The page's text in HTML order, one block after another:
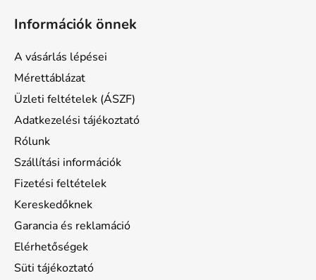
Információk önnek
A vásárlás lépései
Mérettáblázat
Üzleti feltételek (ÁSZF)
Adatkezelési tájékoztató
Rólunk
Szállítási információk
Fizetési feltételek
Kereskedőknek
Garancia és reklamáció
Elérhetőségek
Süti tájékoztató